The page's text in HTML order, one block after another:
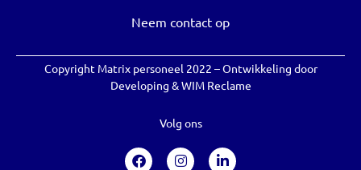
Neem contact op
Copyright Matrix personeel 2022 – Ontwikkeling door
Developing &WIM Reclame
Volg ons